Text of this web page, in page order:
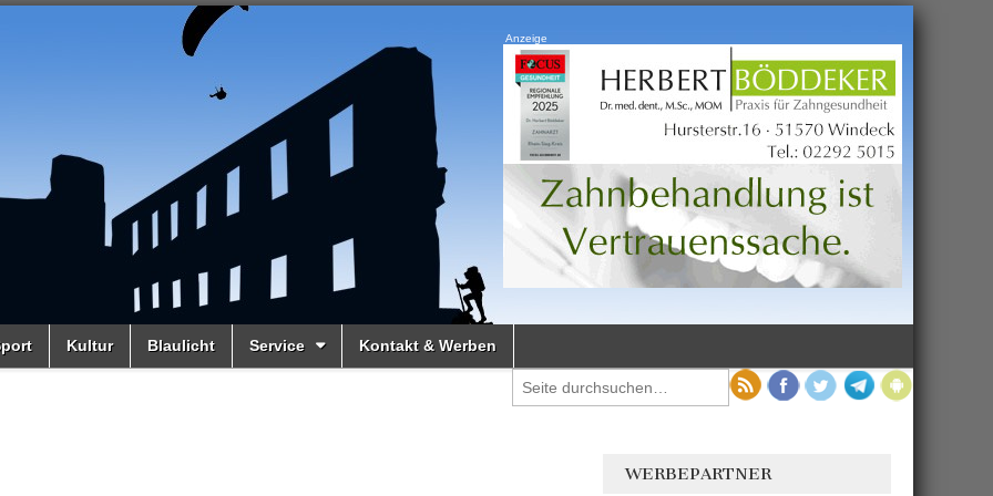
Anzeige
Kultur Blaulicht Service Kontakt & Werben
WERBEPARTNER